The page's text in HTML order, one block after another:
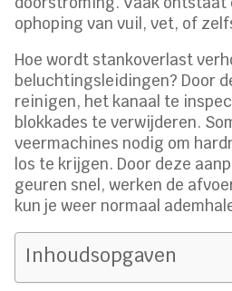
ophoping van vuil, vet, of
Hoe wordt stankoverlast
beluchtingsleidingen? Door
reinigen, het kanaal te
blokkades te verwijderen.
veermachines nodig om
los te krijgen. Door deze
geuren snel, werken de
kun je weer normaal
Inhoudsopgaven